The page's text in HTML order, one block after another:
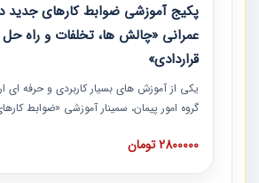
پکیج آموزشی ضوابط کارهای جدید
عمرانی «چالش ها، تخلفات و راه
قراردادی»
یکی از آموزش‏‏‏‏‏‏ های بسیار کاربردی و حرفه‏ ای
گروه امور پیمان، سمینار آموزشی «ضوابط
های عمرانی» چالش ها، تخلفات و راه حل ها
است که در محل سندیکای شرکت های
2800000 تومان